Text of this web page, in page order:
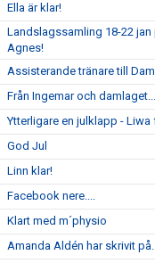
Ella är klar!
Landslagssamling 18-22
Agnes!
Assisterande tränare till
Från Ingemar och damlaget...
Ytterligare en julklapp -
God Jul
Linn klar!
Facebook nere....
Klart med m´physio
Amanda Aldén har skrivit